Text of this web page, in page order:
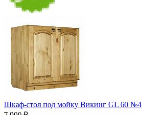
Шкаф-стол под мойку Викинг GL 60 №4